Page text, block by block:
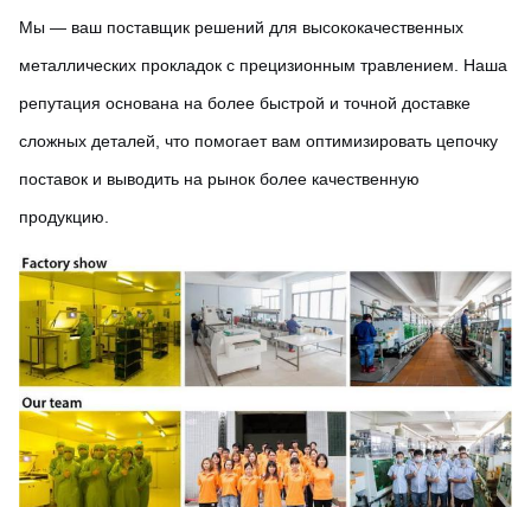
Мы — ваш поставщик решений для высококачественных
металлических прокладок с прецизионным травлением. Наша
репутация основана на более быстрой и точной доставке
сложных деталей, что помогает вам оптимизировать цепочку
поставок и выводить на рынок более качественную
продукцию.